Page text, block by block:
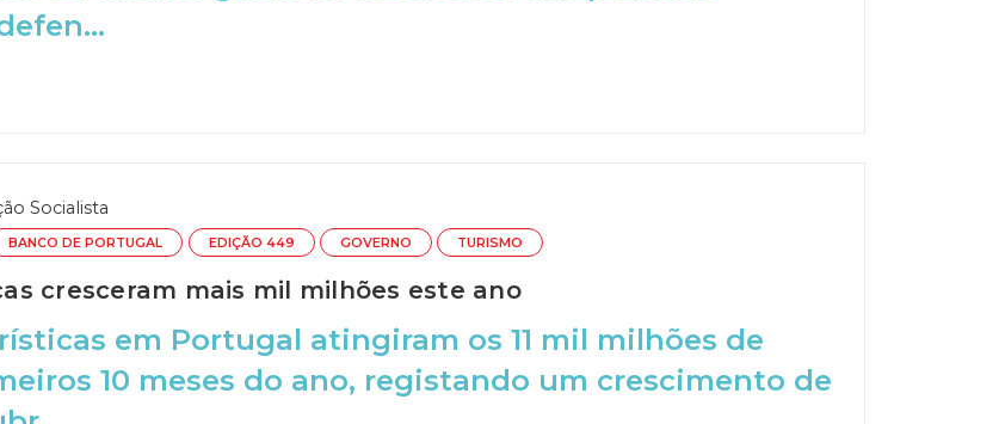
Socialista
BANCO DE PORTUGAL EDIÇÃO 449 GOVERNO TURISMO
cresceram mais mil milhões este ano
em Portugal atingiram os 11 mil milhões de
10 meses do ano, registando um crescimento de